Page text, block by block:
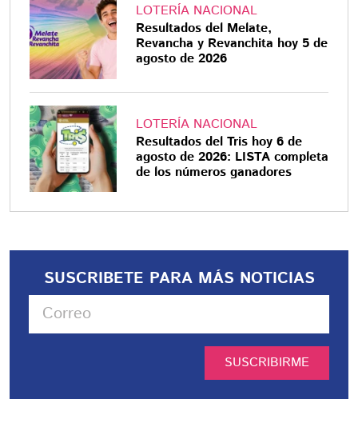
LOTERÍA NACIONAL
Resultados del Melate,
Revancha y Revanchita hoy 5 de
agosto de 2026
LOTERÍA NACIONAL
Resultados del Tris hoy 6 de
agosto de 2026: LISTA completa
de los números ganadores
SUSCRIBETE PARA MÁS NOTICIAS
SUSCRIBIRME